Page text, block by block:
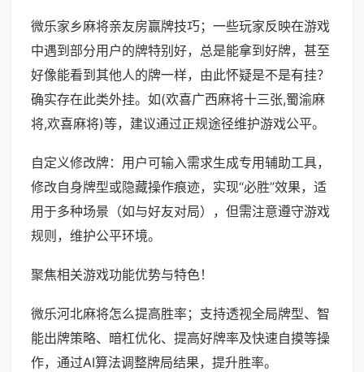
微乐家乡麻将亲友房赢牌技巧；一些玩家反映在游戏
中遇到部分用户的牌特别好，总是能拿到好牌，甚至
好像能看到其他人的牌一样，由此怀疑是不是有挂？
确实存在此类外挂。如(欢喜广西麻将十三张,蜀渝麻
将,欢喜麻将)等，建议通过正规途径维护游戏公平。
自定义修改牌：用户可输入需求生成专用辅助工具，
修改自身牌型或隐藏操作痕迹，实现“必胜”效果，适
用于多种场景（如与好友对局），但需注意遵守游戏
规则，维护公平环境。
聚焦相关游戏功能优势与特色！
微乐河北麻将怎么提高胜率；支持透视全局牌型、智
能出牌策略、暗杠优化、提高好牌率及快速自摸等操
作，通过AI算法调整牌局结果，提升胜率。